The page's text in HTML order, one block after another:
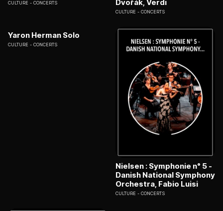
CULTURE CONCERTS Dvořák, Verdi
CULTURE CONCERTS
Yaron Herman Solo
CULTURE CONCERTS
Nielsen : Symphonie n° 5 -
Danish National Symphony
Orchestra, Fabio Luisi
CULTURE CONCERTS